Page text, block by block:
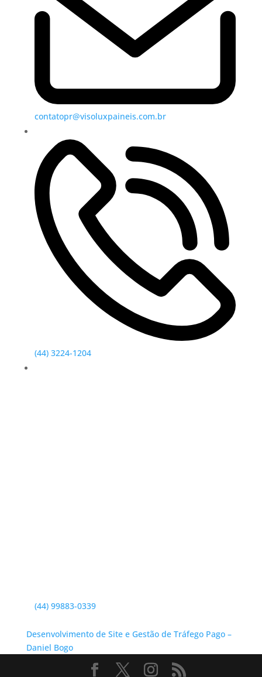
contatopr@visoluxpaineis.com.br
(44) 3224-1204
(44) 99883-0339
Desenvolvimento de Site e Gestão de Tráfego Pago –
Daniel Bogo